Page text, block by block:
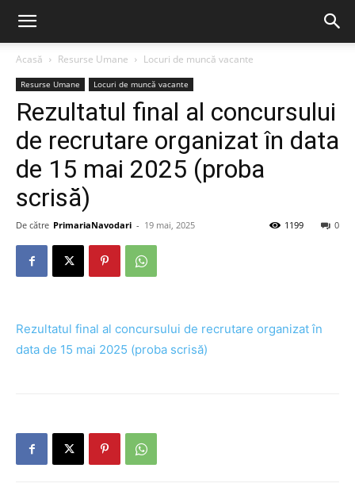
Acasă Resurse Umane Locuri de muncă vacante
Resurse Umane Locuri de muncă vacante
Rezultatul final al concursului
de recrutare organizat în data
de 15 mai 2025 (proba
scrisă)
De către PrimariaNavodari - 19 mai, 2025 0
1199
Rezultatul final al concursului de recrutare organizat în
data de 15 mai 2025 (proba scrisă)